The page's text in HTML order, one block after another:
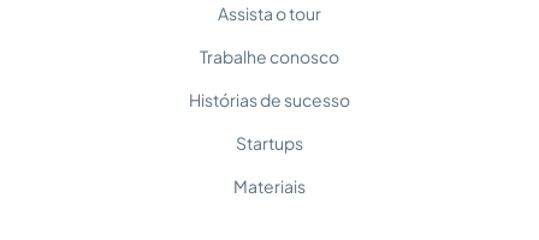
Assista o tour
Trabalhe conosco
Histórias de sucesso
Startups
Materiais